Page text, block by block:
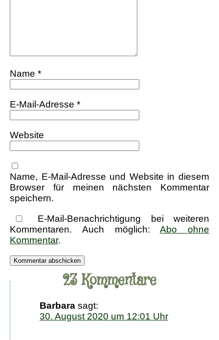
Name *
E-Mail-Adresse *
Website
Name, E-Mail-Adresse und Website in diesem
Browser für meinen nächsten Kommentar
speichern.
E-Mail-Benachrichtigung bei weiteren
Kommentaren. Auch möglich:Abo ohne
Kommentar.
23 Kommentare
Barbara sagt:
30. August 2020 um 12:01 Uhr